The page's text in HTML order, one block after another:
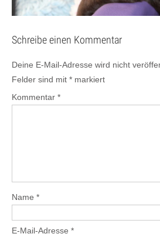
Schreibe einen Kommentar
Deine E-Mail-Adresse wird nicht
Felder sind mit * markiert
Kommentar *
Name *
E-Mail-Adresse *